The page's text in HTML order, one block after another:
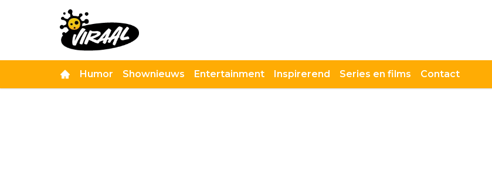
Humor Shownieuws Entertainment Inspirerend Series en films Contact